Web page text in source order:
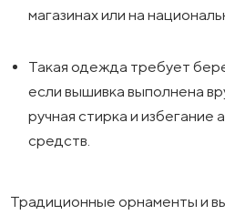
магазинах или на
Такая одежда требует
если вышивка выполнена
ручная стирка и
средств.
Традиционные орнаменты и